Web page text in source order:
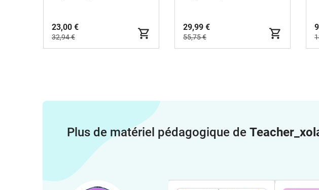
23,00 €
32,94 €
29,99 €
55,75 €
Plus de matériel pédagogique de